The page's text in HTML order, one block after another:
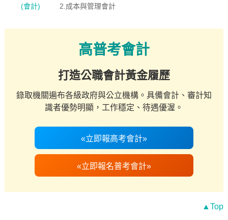
(會計) 2.成本與管理會計
高普考會計
打造公職會計黃金履歷
錄取機關遍布各級政府與公立機構。具備會計、審計知
識者優勢明顯，工作穩定、待遇優渥。
«立即報高考會計»
«立即報名普考會計»
▲Top